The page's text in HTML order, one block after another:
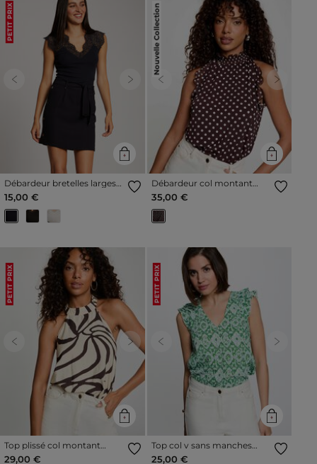
PETIT PRIX
Previous Next
Débardeur bretelles larges
en dentelle bleu marine
femme
15,00 €
Nouvelle Collection
Previous Next
Débardeur col montant
marron foncé femme
35,00 €
PETIT PRIX
Previous Next
Top plissé col montant
multicolore femme
29,00 €
PETIT PRIX
Previous Next
Top col v sans manches
multicolore femme
25,00 €